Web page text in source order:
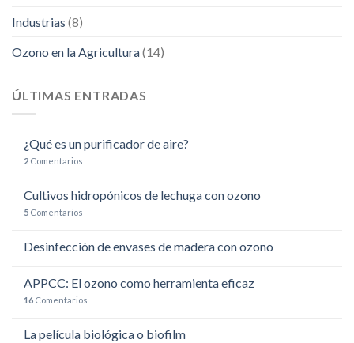
Industrias (8)
Ozono en la Agricultura(14)
ÚLTIMAS ENTRADAS
¿Qué es un purificador de aire?
2 Comentarios
Cultivos hidropónicos de lechuga con ozono
5 Comentarios
Desinfección de envases de madera con ozono
APPCC: El ozono como herramienta eficaz
16 Comentarios
La película biológica o biofilm